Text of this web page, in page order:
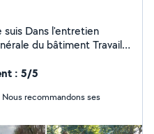
du bâtiment Travaille
étetage d'arbres
abattage de haie tonte
des végétaux
: 5/5
Nous recommandons ses